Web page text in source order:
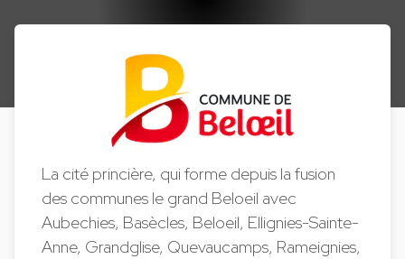
La cité princière, qui forme depuis la fusion
des communes le grand Beloeil avec
Aubechies, Basècles, Beloeil, Ellignies-Sainte-
Anne, Grandglise, Quevaucamps, Rameignies,